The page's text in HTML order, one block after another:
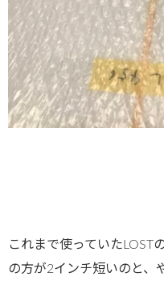
これまで使っていたLOST
の方が2インチ短いのと、